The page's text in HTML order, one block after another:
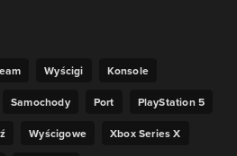
Wyścigi
Konsole
Samochody Port
PlayStation 5
Wyścigowe
Xbox Series X